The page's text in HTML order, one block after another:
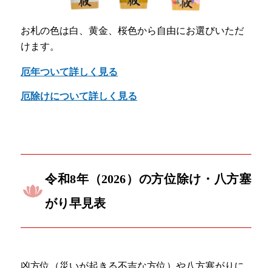
お札の色は白、黄金、桜色から自由にお選びいただ
けます。
厄年ついて詳しく見る
厄除けについて詳しく見る
令和8年（2026）の方位除け・八方塞
がり早見表
凶方位（災いが起きる不吉な方位）や八方塞がりに